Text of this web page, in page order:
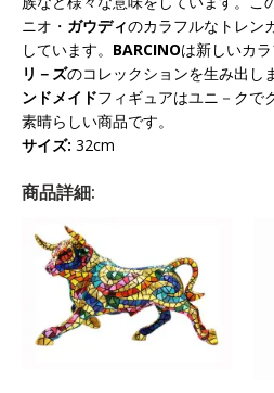
ニオ・ ガウディのカラフルなトレン
しています。 BARCINOは新しいカ
リ－ズのコレックションを生み出し
ンドメイドフィギュアはユニ－クで
素晴らしい商品です。
サイズ: 32cm
商品詳細: